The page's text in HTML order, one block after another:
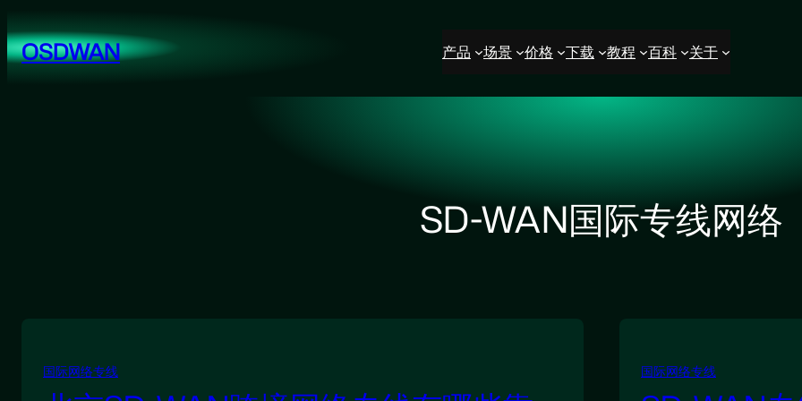
至
内OSDWAN 产品 场景 价格 下载 教程 百科 关于
SD-WAN国际专线网络
国际网络专线 国际网络专线